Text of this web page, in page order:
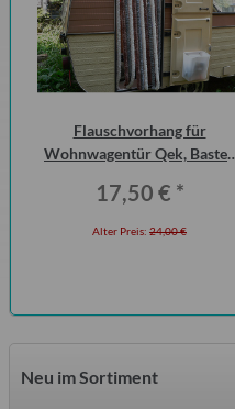
Flauschvorhang für
Wohnwagentür Qek, Bastei,
17,50 € *
Alter Preis: 24,00 €
Neu im Sortiment